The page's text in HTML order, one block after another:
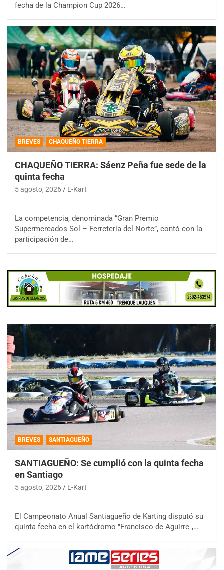
fecha de la Champion Cup 2026…
BREVES CHAQUEÑO TIERRA
CHAQUEÑO TIERRA: Sáenz Peña fue sede de la
quinta fecha
5 agosto, 2026 E-Kart
La competencia, denominada “Gran Premio
Supermercados Sol – Ferretería del Norte”, contó con la
participación de…
BREVES SANTIAGUEÑO
SANTIAGUEÑO: Se cumplió con la quinta fecha
en Santiago
5 agosto, 2026 E-Kart
El Campeonato Anual Santiagueño de Karting disputó su
quinta fecha en el kartódromo "Francisco de Aguirre",…